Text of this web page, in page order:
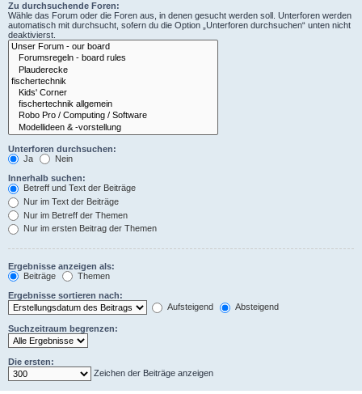
Zu durchsuchende Foren:
Wähle das Forum oder die Foren aus, in denen gesucht werden soll. Unterforen werden
automatisch mit durchsucht, sofern du die Option „Unterforen durchsuchen“ unten nicht
deaktivierst.
Unterforen durchsuchen:
Ja
Nein
Innerhalb suchen:
Betreff und Text der Beiträge
Nur im Text der Beiträge
Nur im Betreff der Themen
Nur im ersten Beitrag der Themen
Ergebnisse anzeigen als:
Beiträge
Themen
Ergebnisse sortieren nach:
Aufsteigend
Absteigend
Suchzeitraum begrenzen:
Die ersten:
Zeichen der Beiträge anzeigen